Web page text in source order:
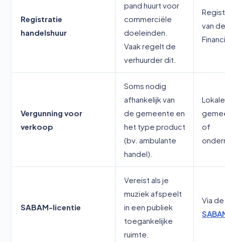
Registratie
handelshuur
pand huurt voor
commerciële
doeleinden.
Vaak regelt de
verhuurder dit.
van
Vergunning voor
verkoop
Soms nodig
afhankelijk van
de gemeente en
het type product
(bv. ambulante
handel).
Lokale
of
SABAM-licentie
Vereist als je
muziek afspeelt
in een publiek
toegankelijke
ruimte.
Via